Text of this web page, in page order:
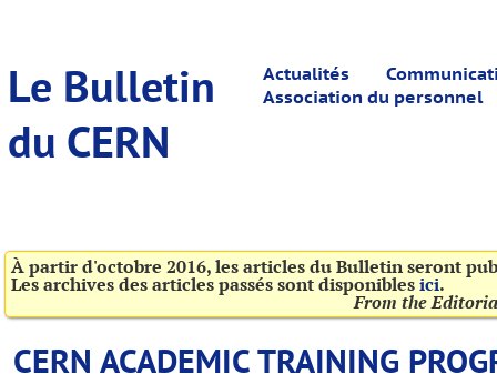
Le Bulletin
du CERN
Actualités
Association du personnel
À partir d'octobre 2016, les articles du Bulletin seront
Les archives des articles passés sont disponiblesici.
From the
CERN ACADEMIC TRAINING